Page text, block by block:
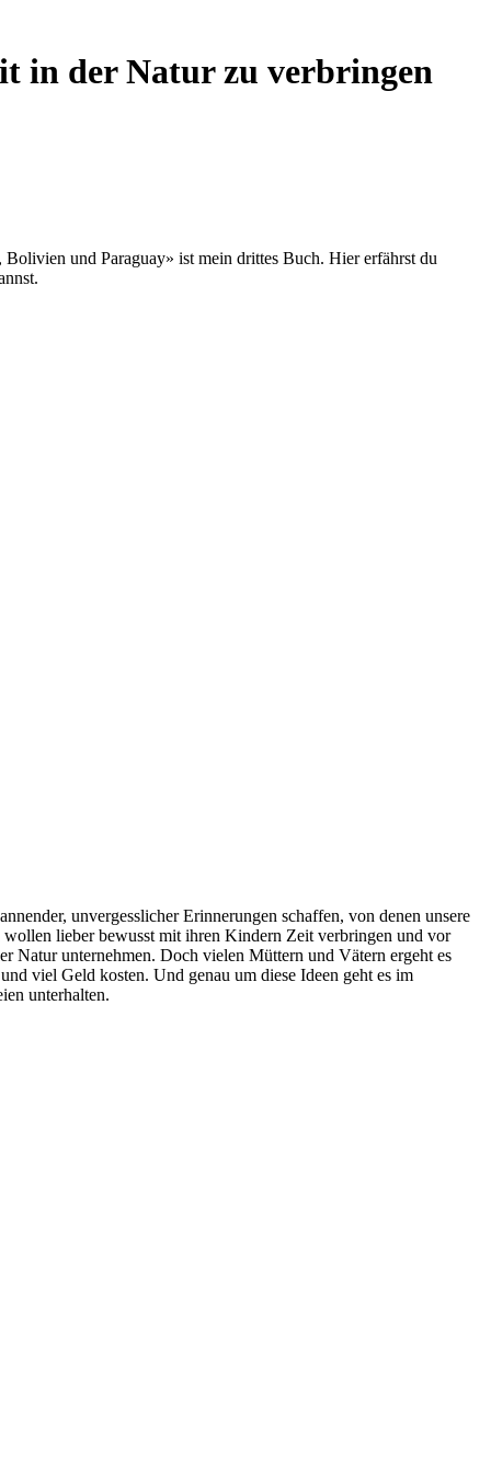
in der Natur zu verbringen
und Paraguay» ist mein drittes Buch. Hier erfährst du
unvergesslicher Erinnerungen schaffen, von denen unsere
lieber bewusst mit ihren Kindern Zeit verbringen und vor
unternehmen. Doch vielen Müttern und Vätern ergeht es
viel Geld kosten. Und genau um diese Ideen geht es im
unterhalten.